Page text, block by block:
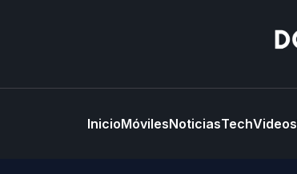
InicioMóvilesNoticiasTechVideos